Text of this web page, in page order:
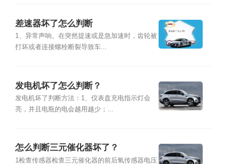
差速器坏了怎么判断
1、异常声响。在突然提速或是急加速时，齿轮被
打坏或者连接螺栓断裂导致车...
发电机坏了怎么判断？
发电机坏了判断方法：1、仪表盘充电指示灯会
亮，并且电瓶的电会越用越少；...
怎么判断三元催化器坏了？
1检查传感器检查三元催化器的前后氧传感器电压